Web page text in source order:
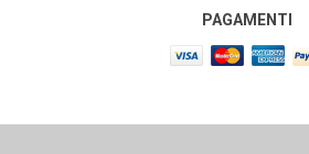
PAGAMENTI